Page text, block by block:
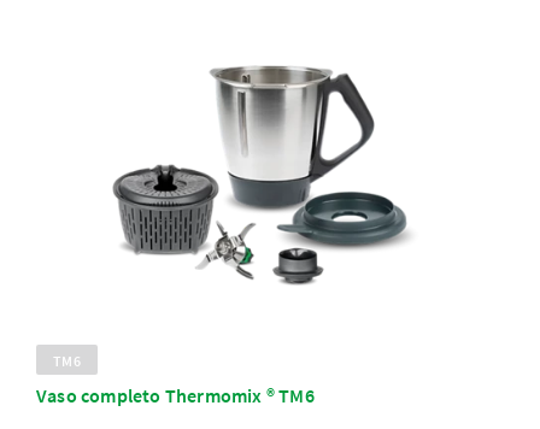
TM6
Vaso completo Thermomix ® TM6